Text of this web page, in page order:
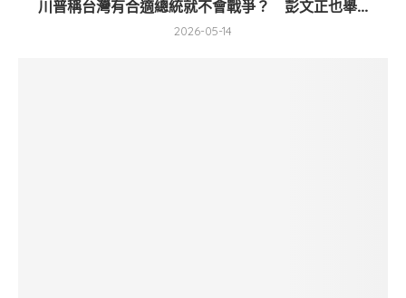
川普稱台灣有合適總統就不會戰爭？ 彭文正也舉...
2026-05-14